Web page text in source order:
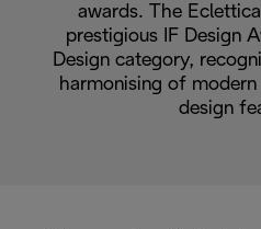
awards. The
prestigious IF Design
Design category,
harmonising of
design